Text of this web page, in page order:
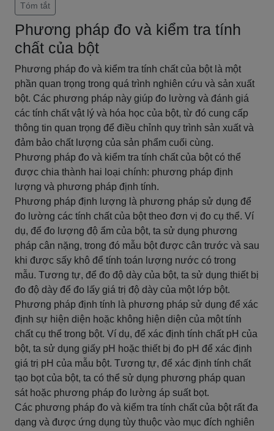
Tóm tắt
Phương pháp đo và kiểm tra tính
chất của bột
Phương pháp đo và kiểm tra tính chất của bột là một
phần quan trọng trong quá trình nghiên cứu và sản xuất
bột. Các phương pháp này giúp đo lường và đánh giá
các tính chất vật lý và hóa học của bột, từ đó cung cấp
thông tin quan trọng để điều chỉnh quy trình sản xuất và
đảm bảo chất lượng của sản phẩm cuối cùng.
Phương pháp đo và kiểm tra tính chất của bột có thể
được chia thành hai loại chính: phương pháp định
lượng và phương pháp định tính.
Phương pháp định lượng là phương pháp sử dụng để
đo lường các tính chất của bột theo đơn vị đo cụ thể. Ví
dụ, để đo lượng độ ẩm của bột, ta sử dụng phương
pháp cân nặng, trong đó mẫu bột được cân trước và sau
khi được sấy khô để tính toán lượng nước có trong
mẫu. Tương tự, để đo độ dày của bột, ta sử dụng thiết bị
đo độ dày để đo lấy giá trị độ dày của một lớp bột.
Phương pháp định tính là phương pháp sử dụng để xác
định sự hiện diện hoặc không hiện diện của một tính
chất cụ thể trong bột. Ví dụ, để xác định tính chất pH của
bột, ta sử dụng giấy pH hoặc thiết bị đo pH để xác định
giá trị pH của mẫu bột. Tương tự, để xác định tính chất
tạo bọt của bột, ta có thể sử dụng phương pháp quan
sát hoặc phương pháp đo lường áp suất bọt.
Các phương pháp đo và kiểm tra tính chất của bột rất đa
dạng và được ứng dụng tùy thuộc vào mục đích nghiên